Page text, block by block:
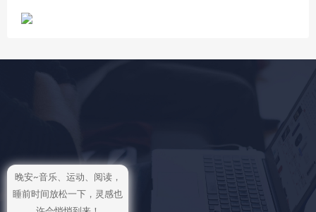
晚安~音乐、运动、阅读，
睡前时间放松一下，灵感也